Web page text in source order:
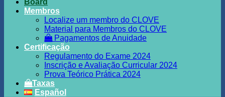
Board
Membros
Localize um membro do CLOVE
Material para Membros do CLOVE
Pagamentos de Anuidade
Certificação
Regulamento do Exame 2024
Inscrição e Avaliação Curricular 2024
Prova Teórico Prática 2024
Taxas
Español